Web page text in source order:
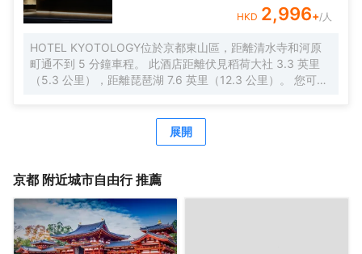
HKD 2,996+/人
HOTEL KYOTOLOGY位於京都東山區，距離清水寺和河原
町通不到 5 分鐘車程。 此酒店距離伏見稻荷大社 3.3 英里
（5.3 公里），距離琵琶湖 7.6 英里（12.3 公里）。 您可到
行免費招待會，您可以藉此結識其他住客。 特色服務/設施包
括快速入住、行李寄存和洗衣設施。 有 14 間客房提供冰箱
網絡，方便您與朋友保持聯繫；數碼頻道可滿足您的娛樂需
險箱和電熱水壺；如有需要，還可提供熨斗/熨板。
展開
京都 附近城市自由行 推薦